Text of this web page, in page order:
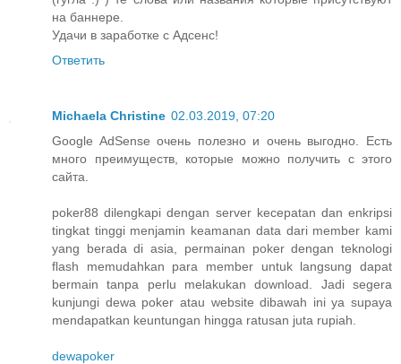
на баннере.
Удачи в заработке с Адсенс!
Ответить
Michaela Christine 02.03.2019, 07:20
Google AdSense очень полезно и очень выгодно. Есть
много преимуществ, которые можно получить с этого
сайта.
poker88 dilengkapi dengan server kecepatan dan enkripsi
tingkat tinggi menjamin keamanan data dari member kami
yang berada di asia, permainan poker dengan teknologi
flash memudahkan para member untuk langsung dapat
bermain tanpa perlu melakukan download. Jadi segera
kunjungi dewa poker atau website dibawah ini ya supaya
mendapatkan keuntungan hingga ratusan juta rupiah.
dewapoker